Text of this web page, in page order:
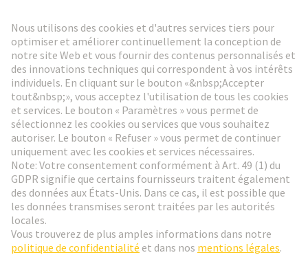
Aller à l'inscription
Social Media
France Français